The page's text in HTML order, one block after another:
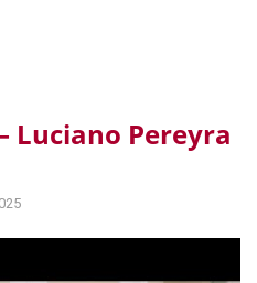
Luciano Pereyra